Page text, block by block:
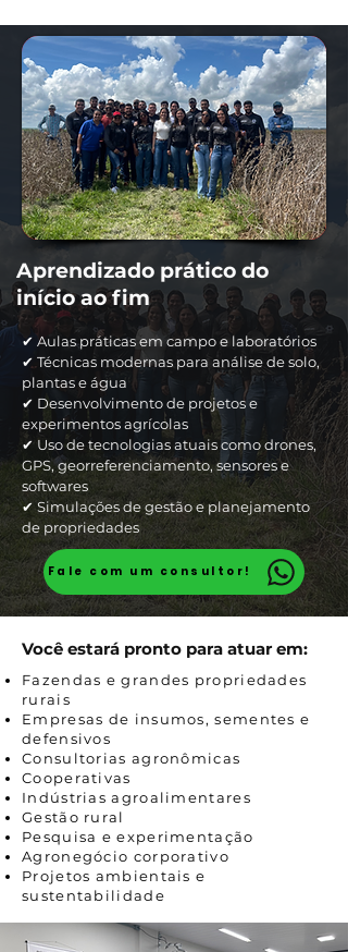
Aprendizado prático do
início ao fim
✔ Aulas práticas em campo e laboratórios
✔ Técnicas modernas para análise de solo,
plantas e água
✔ Desenvolvimento de projetos e
experimentos agrícolas
✔ Uso de tecnologias atuais como drones,
GPS, georreferenciamento, sensores e
softwares
✔ Simulações de gestão e planejamento
de propriedades
Fale com um consultor!
Você estará pronto para atuar em:
Fazendas e grandes propriedades
rurais
Empresas de insumos, sementes e
defensivos
Consultorias agronômicas
Cooperativas
Indústrias agroalimentares
Gestão rural
Pesquisa e experimentação
Agronegócio corporativo
Projetos ambientais e
sustentabilidade